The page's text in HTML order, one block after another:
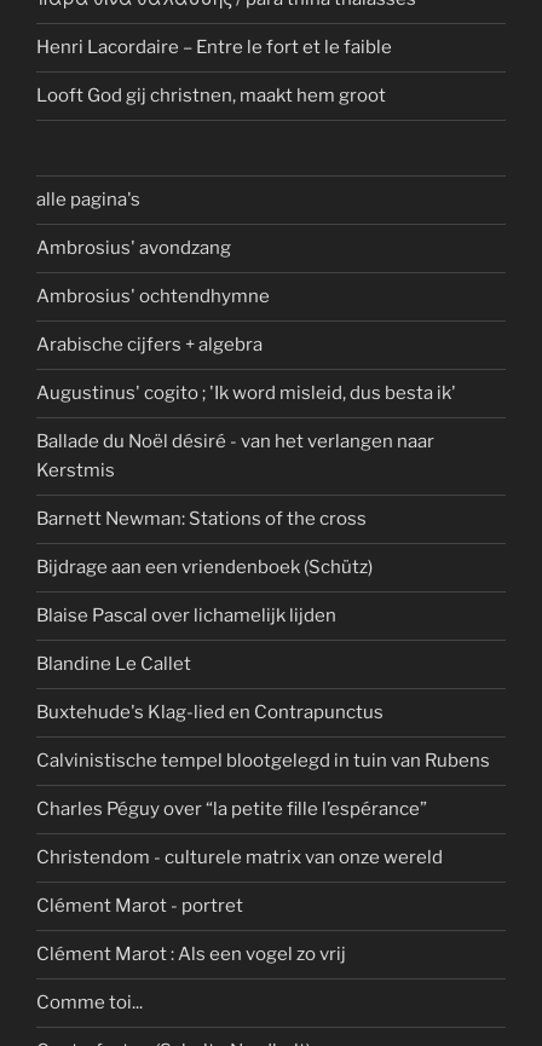
Henri Lacordaire – Entre le fort et le faible
Looft God gij christnen, maakt hem groot
alle pagina's
Ambrosius' avondzang
Ambrosius' ochtendhymne
Arabische cijfers + algebra
Augustinus' cogito ; 'Ik word misleid, dus besta ik'
Ballade du Noël désiré - van het verlangen naar
Kerstmis
Barnett Newman: Stations of the cross
Bijdrage aan een vriendenboek (Schütz)
Blaise Pascal over lichamelijk lijden
Blandine Le Callet
Buxtehude's Klag-lied en Contrapunctus
Calvinistische tempel blootgelegd in tuin van Rubens
Charles Péguy over “la petite fille l’espérance”
Christendom - culturele matrix van onze wereld
Clément Marot - portret
Clément Marot : Als een vogel zo vrij
Comme toi...